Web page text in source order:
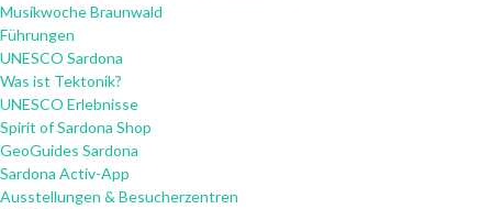
Musikwoche Braunwald
Führungen
UNESCO Sardona
Was ist Tektonik?
UNESCO Erlebnisse
Spirit of Sardona Shop
GeoGuides Sardona
Sardona Activ-App
Ausstellungen & Besucherzentren